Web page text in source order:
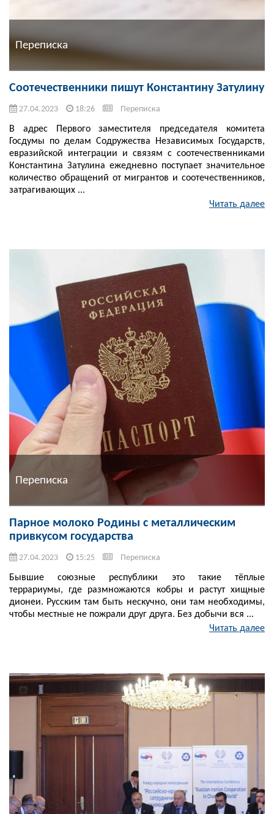
Переписка
Соотечественники пишут Константину Затулину
27.04.2023 18:26 Переписка
В адрес Первого заместителя председателя комитета
Госдумы по делам Содружества Независимых Государств,
евразийской интеграции и связям с соотечественниками
Константина Затулина ежедневно поступает значительное
количество обращений от мигрантов и соотечественников,
затрагивающих ...
Читать далее
Переписка
Парное молоко Родины с металлическим
привкусом государства
27.04.2023 15:25 Переписка
Бывшие союзные республики это такие тёплые
террариумы, где размножаются кобры и растут хищные
дионеи. Русским там быть нескучно, они там необходимы,
чтобы местные не пожрали друг друга. Без добычи вся ...
Читать далее